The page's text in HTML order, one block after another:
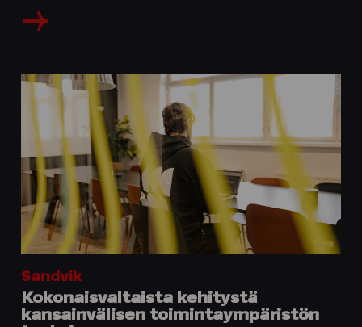
Sandvik
Kokonaisvaltaista kehitystä
kansainvälisen toimintaympäristön